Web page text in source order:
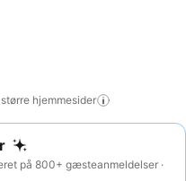
hjemmesider
på 800+ gæsteanmeldelser ·